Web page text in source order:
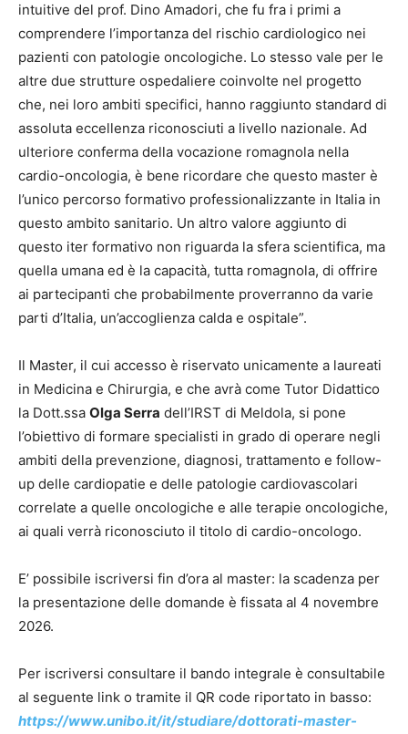
intuitive del prof. Dino Amadori, che fu fra i primi a
comprendere l’importanza del rischio cardiologico nei
pazienti con patologie oncologiche. Lo stesso vale per le
altre due strutture ospedaliere coinvolte nel progetto
che, nei loro ambiti specifici, hanno raggiunto standard di
assoluta eccellenza riconosciuti a livello nazionale. Ad
ulteriore conferma della vocazione romagnola nella
cardio-oncologia, è bene ricordare che questo master è
l’unico percorso formativo professionalizzante in Italia in
questo ambito sanitario. Un altro valore aggiunto di
questo iter formativo non riguarda la sfera scientifica, ma
quella umana ed è la capacità, tutta romagnola, di offrire
ai partecipanti che probabilmente proverranno da varie
parti d’Italia, un’accoglienza calda e ospitale”.
Il Master, il cui accesso è riservato unicamente a laureati
in Medicina e Chirurgia, e che avrà come Tutor Didattico
la Dott.ssa Olga Serra dell’IRST di Meldola, si pone
l’obiettivo di formare specialisti in grado di operare negli
ambiti della prevenzione, diagnosi, trattamento e follow-
up delle cardiopatie e delle patologie cardiovascolari
correlate a quelle oncologiche e alle terapie oncologiche,
ai quali verrà riconosciuto il titolo di cardio-oncologo.
E’ possibile iscriversi fin d’ora al master: la scadenza per
la presentazione delle domande è fissata al 4 novembre
2026.
Per iscriversi consultare il bando integrale è consultabile
al seguente link o tramite il QR code riportato in basso:
https://www.unibo.it/it/studiare/dottorati-master-